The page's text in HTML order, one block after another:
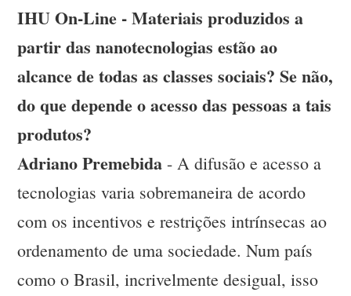
IHU On-Line - Materiais produzidos a
partir das nanotecnologias estão ao
alcance de todas as classes sociais? Se não,
do que depende o acesso das pessoas a tais
produtos?
Adriano Premebida - A difusão e acesso a
tecnologias varia sobremaneira de acordo
com os incentivos e restrições intrínsecas ao
ordenamento de uma sociedade. Num país
como o Brasil, incrivelmente desigual, isso